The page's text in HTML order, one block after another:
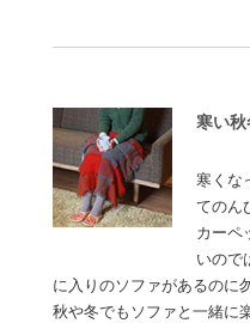
寒い秋
寒くな
てのん
カーペ
いので
に入りのソファがあるのに
秋や冬でもソファと一緒に